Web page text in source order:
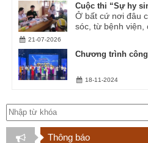
Cuộc thi “Sự hy
Ở bất cứ nơi đâu
sóc, từ bệnh viện,
21-07-2026
Chương trình
18-11-2024
Thông báo